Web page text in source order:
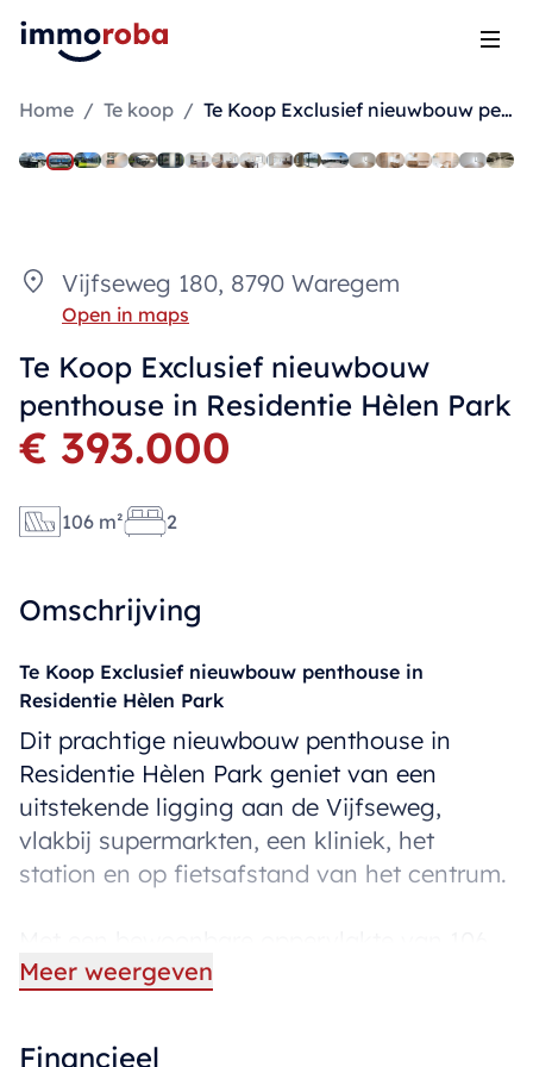
Home / Te koop / Te Koop Exclusief nieuwbouw penthouse in Residentie Hèlen Park
Vijfseweg 180, 8790 Waregem
Open in maps
Te Koop Exclusief nieuwbouw
penthouse in Residentie Hèlen Park
€ 393.000
106 m² 2
Omschrijving
Te Koop Exclusief nieuwbouw penthouse in
Residentie Hèlen Park
Dit prachtige nieuwbouw penthouse in
Residentie Hèlen Park geniet van een
uitstekende ligging aan de Vijfseweg,
vlakbij supermarkten, een kliniek, het
station en op fietsafstand van het centrum.
m² en een zonnig zuidgericht terras van 18
aangenaam wonen. De indeling omvat een
Meer weergeven
Financieel